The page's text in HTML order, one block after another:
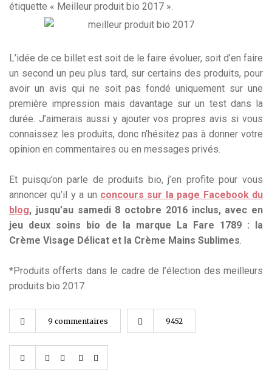
étiquette « Meilleur produit bio 2017 ».
L’idée de ce billet est soit de le faire évoluer, soit d’en faire
un second un peu plus tard, sur certains des produits, pour
avoir un avis qui ne soit pas fondé uniquement sur une
première impression mais davantage sur un test dans la
durée. J’aimerais aussi y ajouter vos propres avis si vous
connaissez les produits, donc n’hésitez pas à donner votre
opinion en commentaires ou en messages privés.
Et puisqu’on parle de produits bio, j’en profite pour vous
annoncer qu’il y a un concours sur la page Facebook du
blog, jusqu’au samedi 8 octobre 2016 inclus, avec en
jeu deux soins bio de la marque La Fare 1789 : la
Crème Visage Délicat et la Crème Mains Sublimes.
*Produits offerts dans le cadre de l’élection des meilleurs
produits bio 2017
9 commentaires 9452